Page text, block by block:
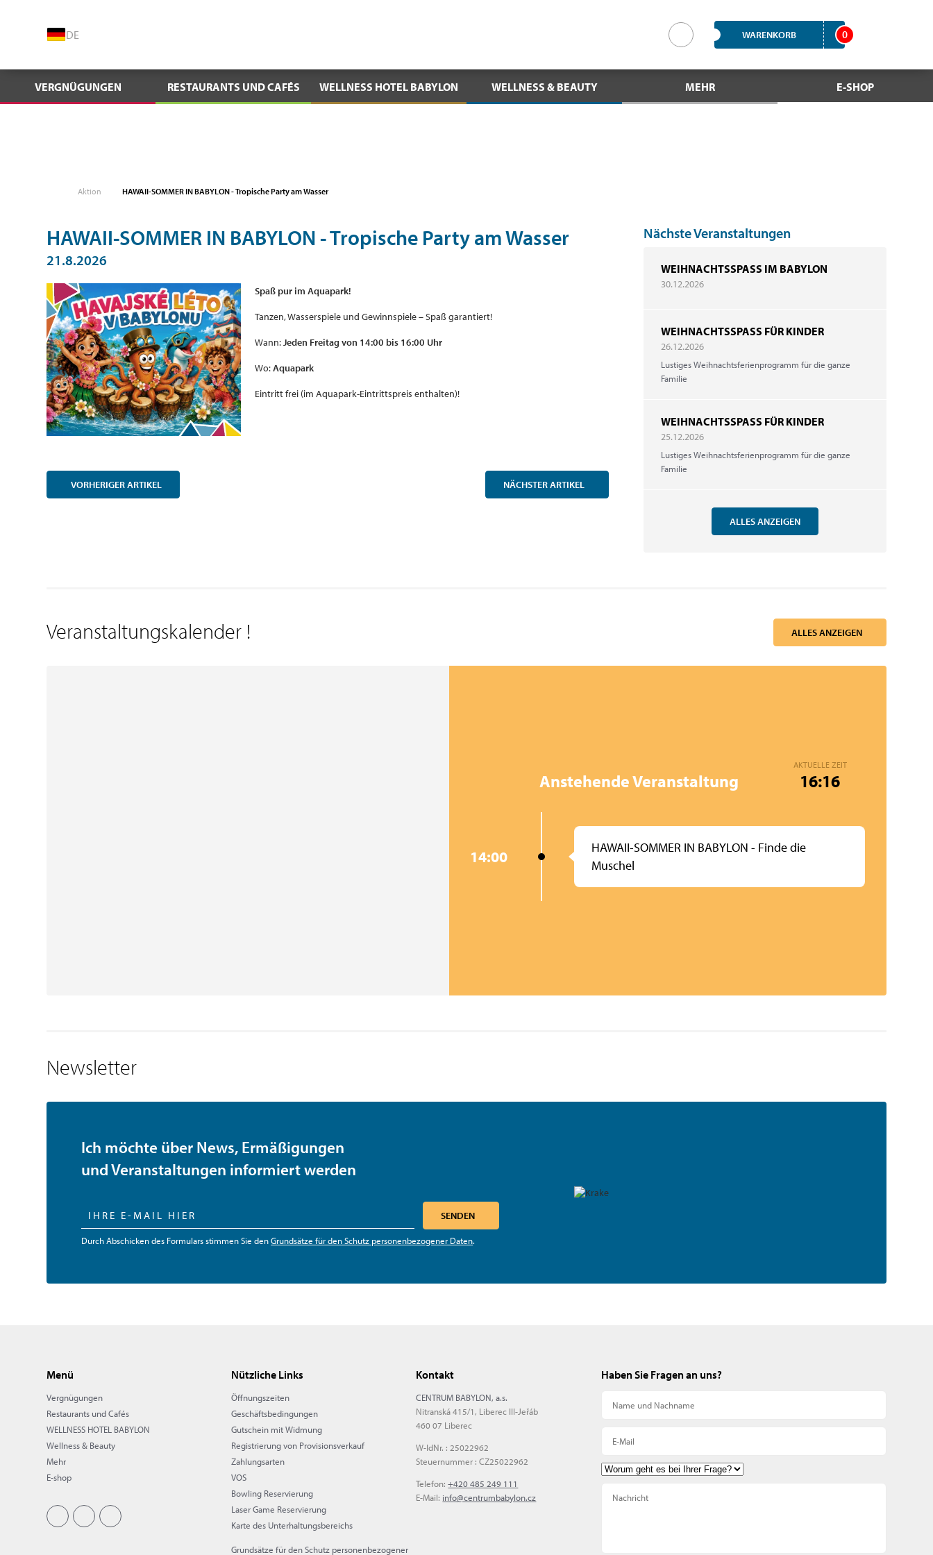
DE WARENKORB 0
VERGNÜGUNGEN RESTAURANTS UND CAFÉS WELLNESS HOTEL BABYLON WELLNESS & BEAUTY MEHR E-SHOP
Aktion HAWAII-SOMMER IN BABYLON - Tropische Party am Wasser
HAWAII-SOMMER IN BABYLON - Tropische Party am Wasser
21.8.2026
Spaß pur im Aquapark!
Tanzen, Wasserspiele und Gewinnspiele – Spaß garantiert!
Wann:Jeden Freitag von 14:00 bis 16:00 Uhr
Wo:Aquapark
Eintritt frei (im Aquapark-Eintrittspreis enthalten)!
NÄCHSTERARTIKEL
VORHERIGERARTIKEL
Nächste Veranstaltungen
WEIHNACHTSSPASS IM BABYLON
30.12.2026
WEIHNACHTSSPASS FÜR KINDER
26.12.2026
Lustiges Weihnachtsferienprogramm für die ganze
Familie
WEIHNACHTSSPASS FÜR KINDER
25.12.2026
Lustiges Weihnachtsferienprogramm für die ganze
Familie
ALLES ANZEIGEN
Veranstaltungskalender ! ALLES ANZEIGEN
Anstehende Veranstaltung
AKTUELLE ZEIT
16:16
14:00
HAWAII-SOMMER IN BABYLON - Finde die
Muschel
Newsletter
Ich möchte über News, Ermäßigungen
und Veranstaltungen informiert werden
SENDEN
Durch Abschicken des Formulars stimmen Sie denGrundsätze für den Schutz personenbezogener Daten.
Menü
Vergnügungen
Restaurants und Cafés
WELLNESS HOTEL BABYLON
Wellness & Beauty
Mehr
E-shop
Nützliche Links
Öffnungszeiten
Geschäftsbedingungen
Gutschein mit Widmung
Registrierung von Provisionsverkauf
Zahlungsarten
VOS
Bowling Reservierung
Laser Game Reservierung
Karte des Unterhaltungsbereichs
Grundsätze für den Schutz personenbezogener
Kontakt
CENTRUM BABYLON, a.s.
Nitranská 415/1, Liberec III-Jeřáb
460 07 Liberec
W-IdNr. : 25022962
Steuernummer : CZ25022962
Telefon:+420 485 249 111
E-Mail: info@centrumbabylon.cz
Haben Sie Fragen an uns?